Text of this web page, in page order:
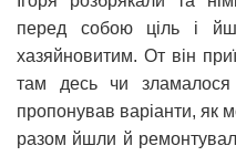
перед собою ціль і
хазяйновитим. От він
там десь чи
пропонував варіанти, як
разом йшли й